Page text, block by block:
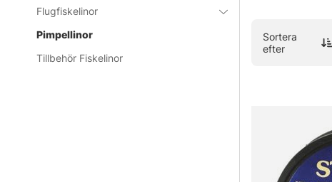
Flugfiskelinor
Pimpellinor
Tillbehör Fiskelinor
detaljer, stor
Vanliga
Vad är en
Sortera
efter